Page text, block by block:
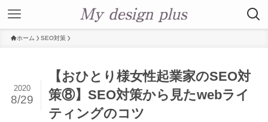
ホーム SEO対策
【おひとり様女性起業家のSEO対
策⑧】SEO対策から見たwebライ
ティングのコツ
2020
8/29